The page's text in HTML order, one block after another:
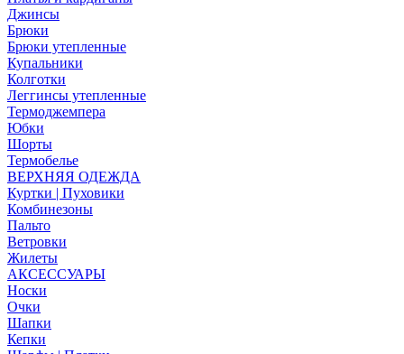
Джинсы
Брюки
Брюки утепленные
Купальники
Колготки
Леггинсы утепленные
Термоджемпера
Юбки
Шорты
Термобелье
ВЕРХНЯЯ ОДЕЖДА
Куртки | Пуховики
Комбинезоны
Пальто
Ветровки
Жилеты
АКСЕССУАРЫ
Носки
Очки
Шапки
Кепки